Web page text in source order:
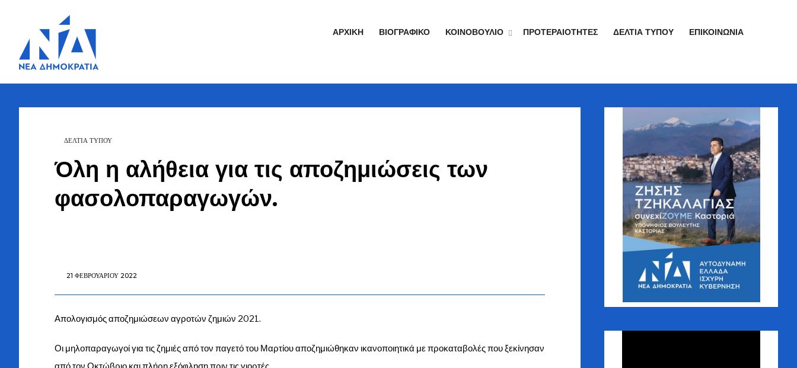
Ζήσης
Τζηκαλάγιας
Καστοριάς
ΑΡΧΙΚΉ ΒΙΟΓΡΑΦΙΚΌ ΚΟΙΝΟΒΟΎΛΙΟ ΠΡΟΤΕΡΑΙΌΤΗΤΕΣ ΔΕΛΤΊΑ ΤΎΠΟΥ ΕΠΙΚΟΙΝΩΝΊΑ
Όλη η αλήθεια για τις αποζημιώσεις των
φασολοπαραγωγών.
ΔΕΛΤΙΑ ΤΥΠΟΥ
21 ΦΕΒΡΟΥΑΡΊΟΥ 2022
Απολογισμός αποζημιώσεων αγροτών ζημιών 2021.
Οι μηλοπαραγωγοί για τις ζημιές από τον παγετό του Μαρτίου αποζημιώθηκαν ικανοποιητικά με προκαταβολές που ξεκίνησαν